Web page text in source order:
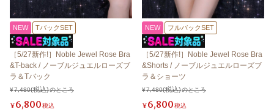
NEW TバックSET
［5/27新作!］Noble Jewel Rose Bra
&T-back / ノーブルジュエルローズブ
ラ＆Tバック
¥7,480 のところ
¥6,800税込
NEW フルバックSET
［5/27新作!］Noble Jewel Rose Bra
&Shorts / ノーブルジュエルローズブ
ラ＆ショーツ
¥7,480 のところ
¥6,800税込